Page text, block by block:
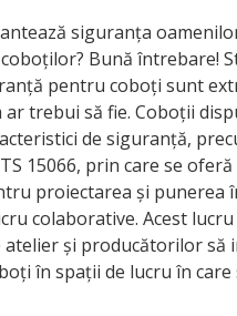
siguranța
Bună întrebare!
pentru coboți sunt
ar trebui să fie. Coboții
de siguranță,
15066, prin care se oferă
proiectarea și punerea
colaborative. Acest
atelier și producătorilor să
în spații de lucru în care